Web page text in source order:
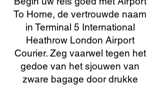
To Home, de vertrouwde naam
in Terminal 5 International
Heathrow London Airport
Courier. Zeg vaarwel tegen het
gedoe van het sjouwen van
zware bagage door drukke